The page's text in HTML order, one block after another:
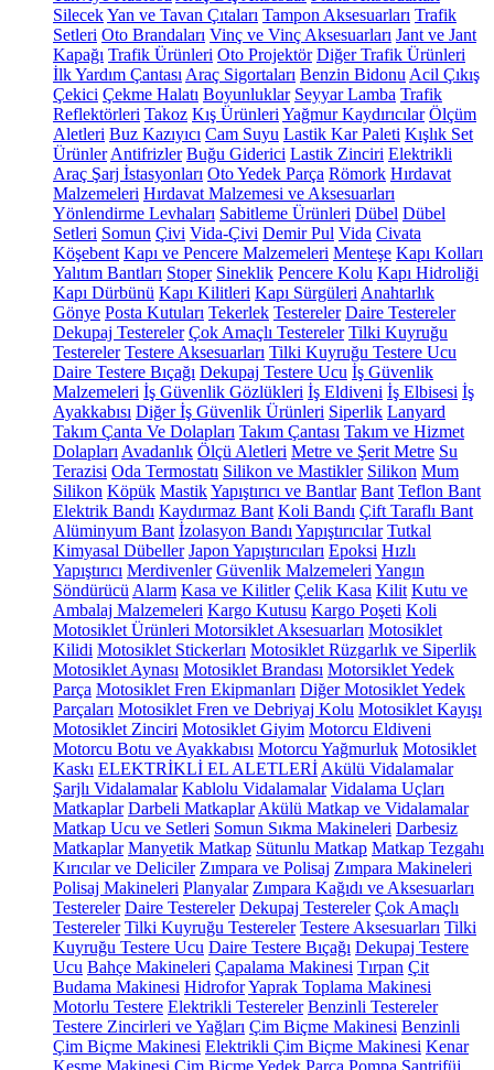
SilecekYan ve Tavan Çıtaları Tampon Aksesuarları Trafik
Setleri Oto Brandaları Vinç ve Vinç Aksesuarları Jant ve Jant
Kapağı Trafik Ürünleri Oto Projektör Diğer Trafik Ürünleri
İlk Yardım Çantası Araç Sigortaları Benzin Bidonu Acil Çıkış
Çekici Çekme Halatı Boyunluklar Seyyar Lamba Trafik
Reflektörleri Takoz Kış Ürünleri Yağmur Kaydırıcılar Ölçüm
Aletleri Buz Kazıyıcı Cam Suyu Lastik Kar Paleti Kışlık Set
Ürünler Antifrizler Buğu Giderici Lastik Zinciri Elektrikli
Araç Şarj İstasyonları Oto Yedek Parça Römork Hırdavat
Malzemeleri Hırdavat Malzemesi ve Aksesuarları
Yönlendirme Levhaları Sabitleme Ürünleri Dübel Dübel
Setleri Somun Çivi Vida-Çivi Demir Pul Vida Civata
Köşebent Kapı ve Pencere Malzemeleri Menteşe Kapı Kolları
Yalıtım Bantları Stoper Sineklik Pencere Kolu Kapı Hidroliği
Kapı Dürbünü Kapı Kilitleri Kapı Sürgüleri Anahtarlık
Gönye Posta Kutuları Tekerlek Testereler Daire Testereler
Dekupaj Testereler Çok Amaçlı Testereler Tilki Kuyruğu
Testereler Testere Aksesuarları Tilki Kuyruğu Testere Ucu
Daire Testere Bıçağı Dekupaj Testere Ucu İş Güvenlik
Malzemeleri İş Güvenlik Gözlükleri İş Eldiveni İş Elbisesi İş
Ayakkabısı Diğer İş Güvenlik Ürünleri Siperlik Lanyard
Takım Çanta Ve Dolapları Takım Çantası Takım ve Hizmet
Dolapları Avadanlık Ölçü Aletleri Metre ve Şerit Metre Su
Terazisi Oda Termostatı Silikon ve Mastikler Silikon Mum
Silikon Köpük MastikYapıştırıcı ve Bantlar Bant Teflon Bant
Elektrik Bandı Kaydırmaz Bant Koli Bandı Çift Taraflı Bant
Alüminyum Bant İzolasyon Bandı Yapıştırıcılar Tutkal
Kimyasal Dübeller Japon Yapıştırıcıları Epoksi Hızlı
Yapıştırıcı Merdivenler Güvenlik Malzemeleri Yangın
Söndürücü Alarm Kasa ve Kilitler Çelik Kasa Kilit Kutu ve
Ambalaj Malzemeleri Kargo Kutusu Kargo Poşeti Koli
Motosiklet Ürünleri Motorsiklet Aksesuarları Motosiklet
Kilidi Motosiklet Stickerları Motosiklet Rüzgarlık ve Siperlik
Motosiklet Aynası Motosiklet Brandası Motorsiklet Yedek
Parça Motosiklet Fren Ekipmanları Diğer Motosiklet Yedek
Parçaları Motosiklet Fren ve Debriyaj Kolu Motosiklet Kayışı
Motosiklet Zinciri Motosiklet Giyim Motorcu Eldiveni
Motorcu Botu ve Ayakkabısı Motorcu Yağmurluk Motosiklet
Kaskı ELEKTRİKLİ EL ALETLERİ Akülü Vidalamalar
Şarjlı Vidalamalar Kablolu Vidalamalar Vidalama Uçları
Matkaplar Darbeli Matkaplar Akülü Matkap ve Vidalamalar
Matkap Ucu ve Setleri Somun Sıkma Makineleri Darbesiz
Matkaplar Manyetik Matkap Sütunlu Matkap Matkap Tezgahı
Kırıcılar ve Deliciler Zımpara ve Polisaj Zımpara Makineleri
Polisaj Makineleri Planyalar Zımpara Kağıdı ve Aksesuarları
Testereler Daire Testereler Dekupaj Testereler Çok Amaçlı
Testereler Tilki Kuyruğu Testereler Testere Aksesuarları Tilki
Kuyruğu Testere Ucu Daire Testere Bıçağı Dekupaj Testere
Ucu Bahçe Makineleri Çapalama Makinesi Tırpan Çit
Budama Makinesi HidroforYaprak Toplama Makinesi
Motorlu Testere Elektrikli Testereler Benzinli Testereler
Testere Zincirleri ve Yağları Çim Biçme Makinesi Benzinli
Çim Biçme Makinesi Elektrikli Çim Biçme Makinesi Kenar
Kesme Makinesi Çim Biçme Yedek Parça Pompa Santrifüj